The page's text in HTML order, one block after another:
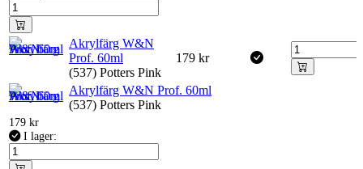
Akrylfärg W&N
Prof. 60ml
(537) Potters Pink
179 kr
Akrylfärg W&N Prof. 60ml
(537) Potters Pink
179 kr
I lager: